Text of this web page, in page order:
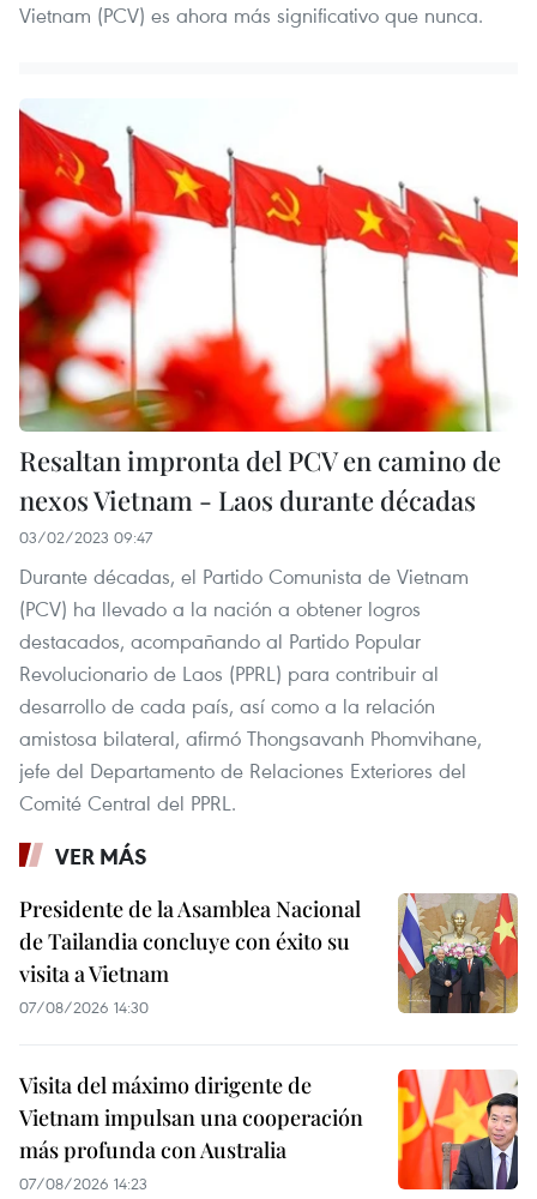
Vietnam (PCV) es ahora más significativo que nunca.
Resaltan impronta del PCV en camino de
nexos Vietnam - Laos durante décadas
03/02/2023 09:47
Durante décadas, el Partido Comunista de Vietnam
(PCV) ha llevado a la nación a obtener logros
destacados, acompañando al Partido Popular
Revolucionario de Laos (PPRL) para contribuir al
desarrollo de cada país, así como a la relación
amistosa bilateral, afirmó Thongsavanh Phomvihane,
jefe del Departamento de Relaciones Exteriores del
Comité Central del PPRL.
VER MÁS
Presidente de la Asamblea Nacional
de Tailandia concluye con éxito su
visita a Vietnam
07/08/2026 14:30
Visita del máximo dirigente de
Vietnam impulsan una cooperación
más profunda con Australia
07/08/2026 14:23